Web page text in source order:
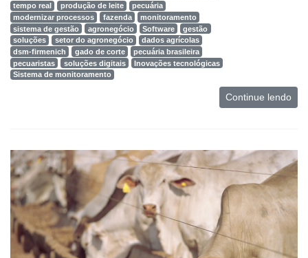
tempo real
produção de leite
pecuária
modernizar processos
fazenda
monitoramento
sistema de gestão
agronegócio Software
gestão
soluções
setor do agronegócio
dados agrícolas
dsm-firmenich
gado de corte
pecuária brasileira
pecuaristas
soluções digitais
Inovações tecnológicas
Sistema de monitoramento
Continue lendo